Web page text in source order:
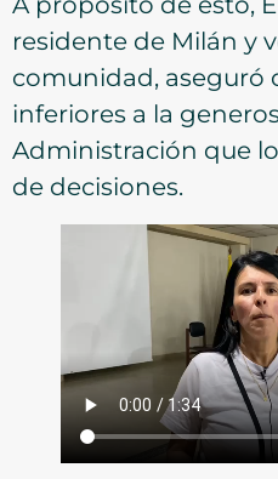
residente de Milán y
comunidad, aseguró
inferiores a la
Administración que
de decisiones.